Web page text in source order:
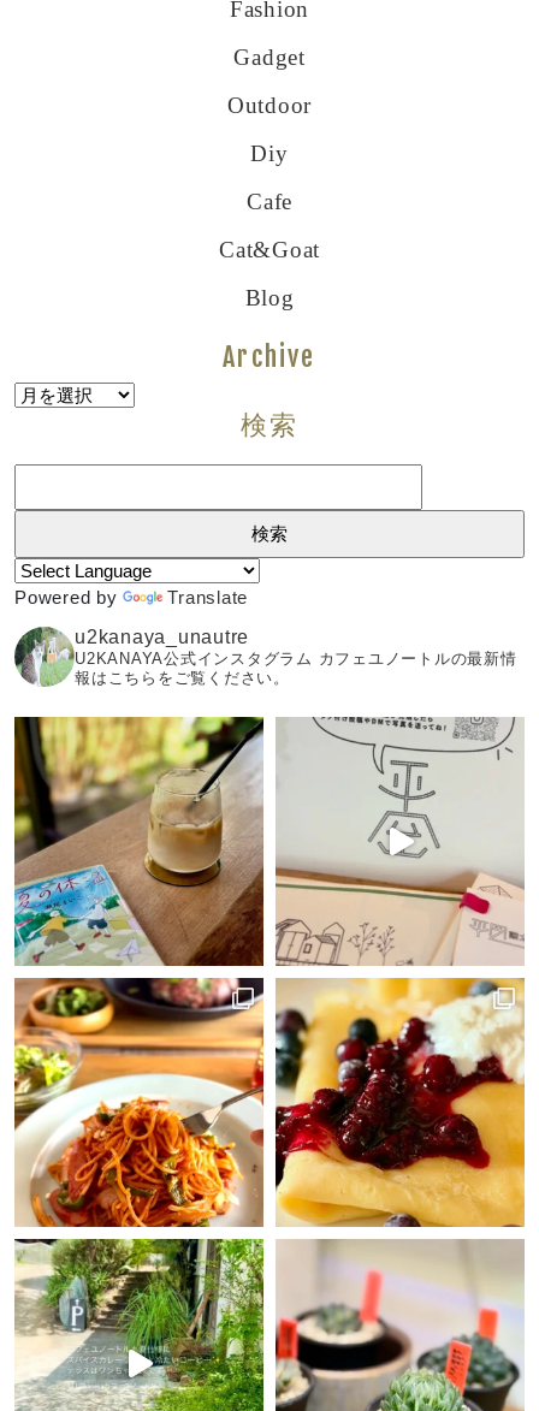
Fashion
Gadget
Outdoor
Diy
Cafe
Cat&goat
Blog
Archive
Archive
検索
Powered by
Translate
u2kanaya_unautre
U2KANAYA公式インスタグラム カフェユノートルの最新情
報はこちらをご覧ください。